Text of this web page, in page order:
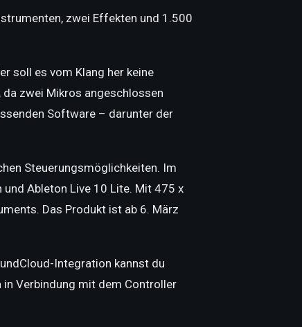
zwei Effekten und 1.500
soll es vom Klang her keine
zwei Mikros angeschlossen
Software – darunter der
Steuerungsmöglichkeiten. Im
Ableton Live 10 Lite. Mit 475 x
Das Produkt ist ab 6. März
Integration kannst du
in Verbindung mit dem Controller